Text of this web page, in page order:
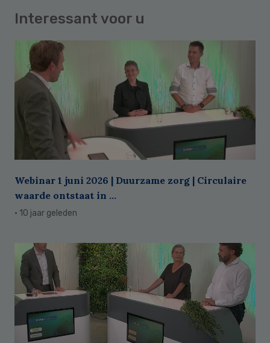
Interessant voor u
Webinar 1 juni 2026 | Duurzame zorg | Circulaire
waarde ontstaat in ...
· 10 jaar geleden